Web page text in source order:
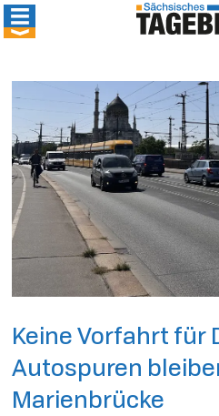
Keine Vorfahrt für
Autospuren
Marienbrücke